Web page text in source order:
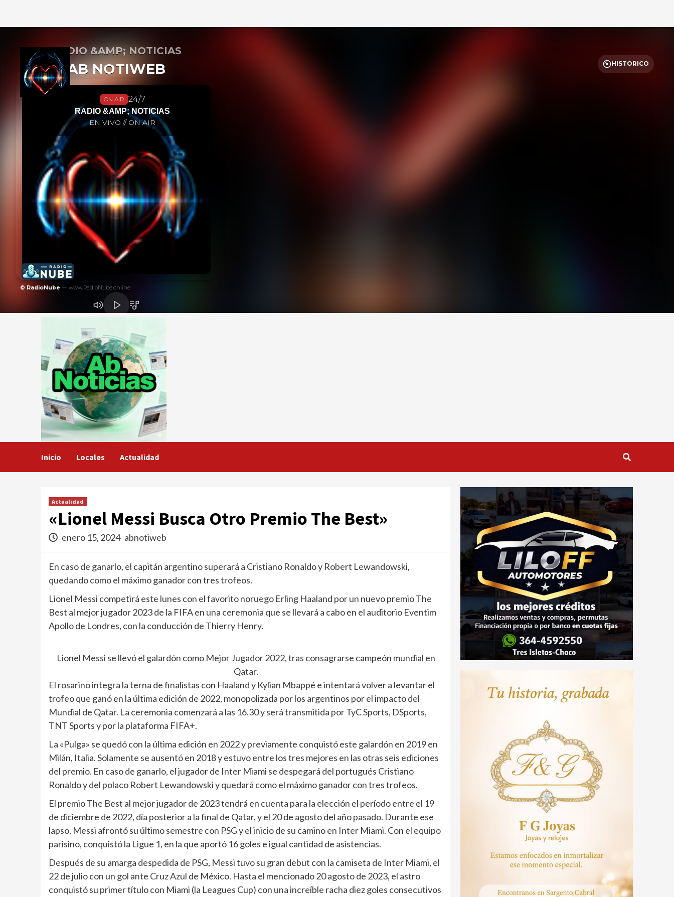
Inicio Locales Actualidad
Actualidad
«Lionel Messi Busca Otro Premio The Best»
enero 15, 2024 abnotiweb
En caso de ganarlo, el capitán argentino superará a Cristiano Ronaldo y Robert Lewandowski,
quedando como el máximo ganador con tres trofeos.
Lionel Messi competirá este lunes con el favorito noruego Erling Haaland por un nuevo premio The
Best al mejor jugador 2023 de la FIFA en una ceremonia que se llevará a cabo en el auditorio Eventim
Apollo de Londres, con la conducción de Thierry Henry.
Lionel Messi se llevó el galardón como Mejor Jugador 2022, tras consagrarse campeón mundial en
Qatar.
El rosarino integra la terna de finalistas con Haaland y Kylian Mbappé e intentará volver a levantar el
trofeo que ganó en la última edición de 2022, monopolizada por los argentinos por el impacto del
Mundial de Qatar. La ceremonia comenzará a las 16.30 y será transmitida por TyC Sports, DSports,
TNT Sports y por la plataforma FIFA+.
La «Pulga» se quedó con la última edición en 2022 y previamente conquistó este galardón en 2019 en
Milán, Italia. Solamente se ausentó en 2018 y estuvo entre los tres mejores en las otras seis ediciones
del premio. En caso de ganarlo, el jugador de Inter Miami se despegará del portugués Cristiano
Ronaldo y del polaco Robert Lewandowski y quedará como el máximo ganador con tres trofeos.
El premio The Best al mejor jugador de 2023 tendrá en cuenta para la elección el período entre el 19
de diciembre de 2022, día posterior a la final de Qatar, y el 20 de agosto del año pasado. Durante ese
lapso, Messi afrontó su último semestre con PSG y el inicio de su camino en Inter Miami. Con el equipo
parisino, conquistó la Ligue 1, en la que aportó 16 goles e igual cantidad de asistencias.
Después de su amarga despedida de PSG, Messi tuvo su gran debut con la camiseta de Inter Miami, el
22 de julio con un gol ante Cruz Azul de México. Hasta el mencionado 20 agosto de 2023, el astro
conquistó su primer título con Miami (la Leagues Cup) con una increíble racha diez goles consecutivos